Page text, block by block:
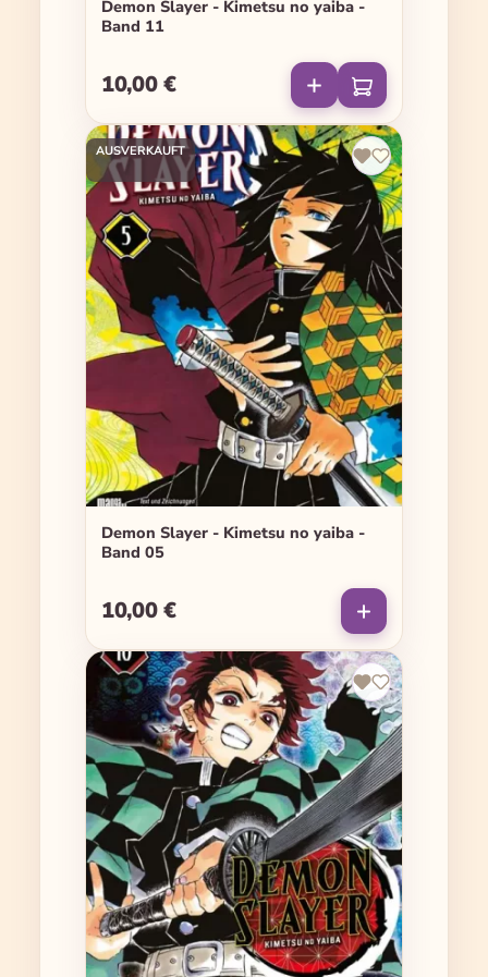
Demon Slayer - Kimetsu no yaiba -
Band 11
Regulärer Preis:
10,00 €
AUSVERKAUFT
Demon Slayer - Kimetsu no yaiba -
Band 05
Regulärer Preis:
10,00 €